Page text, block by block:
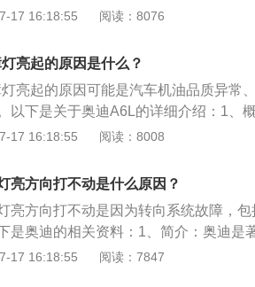
灯，灯亮表示转向助力系统出现故障。
亮起非常危险，可以低速行驶，不要大
维修站进行维修或者是等待救援。
17 16:18:55 阅读：8076
亮起的原因是什么？
亮起的原因可能是汽车机油品质异常
以下是关于奥迪A6L的详细介绍：1、
迪车型，前身1988年引入国内的代号
箱容积为430升。油耗为6.8至8.0L/
/低功率和3.0T发动机。标准座位数为5
。加速时间为6.6至8.3秒。驱动方式
17 16:18:55 阅读：8008
亮方向打不动是什么原因？
亮方向打不动是因为转向系统故障，
是奥迪的相关资料：1、简介：奥迪是
个圆环相扣。现为德国大众汽车公司的
17 16:18:55 阅读：7847